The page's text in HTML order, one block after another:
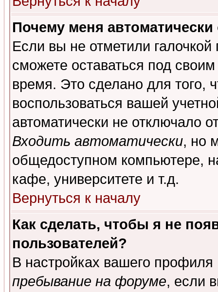
Почему меня автоматически
Если вы не отметили галочкой
сможете оставаться под
время. Это сделано для того,
воспользоваться вашей
автоматически не отключало
Входить автоматически, но
общедоступном компьютере,
кафе, университете и т.д.
Вернуться к началу
Как сделать, чтобы я не
пользователей?
В настройках вашего
пребывание на форуме, если